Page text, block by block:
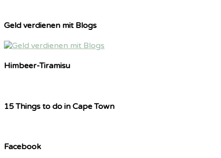
Geld verdienen mit Blogs
Himbeer-Tiramisu
15 Things to do in Cape Town
Facebook